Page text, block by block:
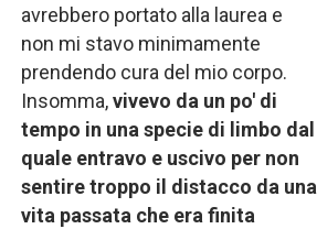
avrebbero portato alla laurea e
non mi stavo minimamente
prendendo cura del mio corpo.
Insomma,vivevo da un po' di
tempo in una specie di limbo dal
quale entravo e uscivo per non
sentire troppo il distacco da una
vita passata che era finita